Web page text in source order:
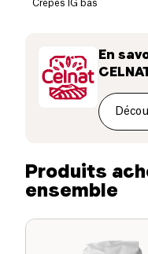
Produits
ensemble
Protéines (g)
Sel (g)
Crêpes IG bas
En